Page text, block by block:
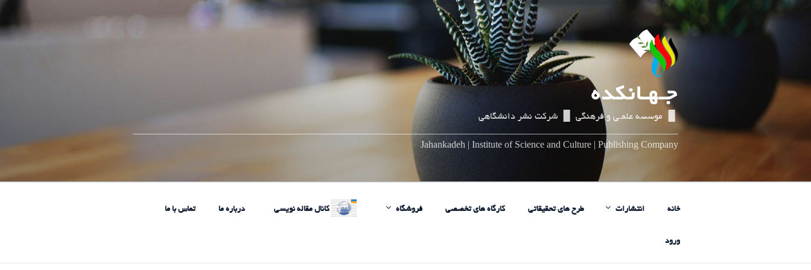
رفتن
جـهـانکده
▌▐ موسسه علمـی و فرهنگی ▌▐ شرکت نشر دانشگاهی
_________________________________________________________________________________________________________________
Jahankadeh | Institute of Science and Culture | Publishing Company
خانه انتشارات طرح های تحقیقاتی کارگاه های تخصصی فروشگاه کانال مقاله نویسی درباره ما تماس با ما
ورود